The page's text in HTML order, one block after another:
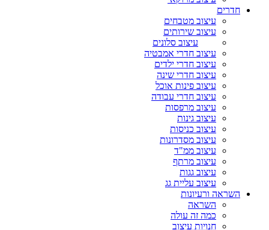
חדרים
עיצוב מטבחים
עיצוב שירותים
עיצוב סלונים
עיצוב חדרי אמבטיה
עיצוב חדרי ילדים
עיצוב חדרי שינה
עיצוב פינות אוכל
עיצוב חדרי עבודה
עיצוב מרפסות
עיצוב גינות
עיצוב כניסות
עיצוב מסדרונות
עיצוב ממ"ד
עיצוב מרתף
עיצוב גגות
עיצוב עליית גג
השראה ורעיונות
השראה
כמה זה עולה
חנויות עיצוב